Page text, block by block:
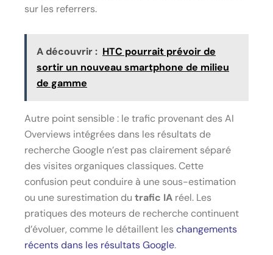
sur les referrers.
A découvrir : HTC pourrait prévoir de
sortir un nouveau smartphone de milieu
de gamme
Autre point sensible : le trafic provenant des AI
Overviews intégrées dans les résultats de
recherche Google n’est pas clairement séparé
des visites organiques classiques. Cette
confusion peut conduire à une sous-estimation
ou une surestimation du trafic IA réel. Les
pratiques des moteurs de recherche continuent
d’évoluer, comme le détaillent leschangements
récents dans les résultats Google.